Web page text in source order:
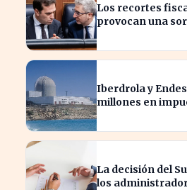
Los recortes
provocan una
Iberdrola y
millones en
La decisión del
los